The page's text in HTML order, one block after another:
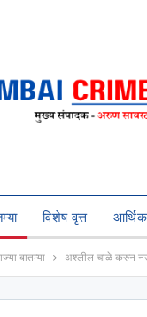
विशेष वृत्त आर्थिक
बातम्या अश्‍लील चाळे करुन नऊ